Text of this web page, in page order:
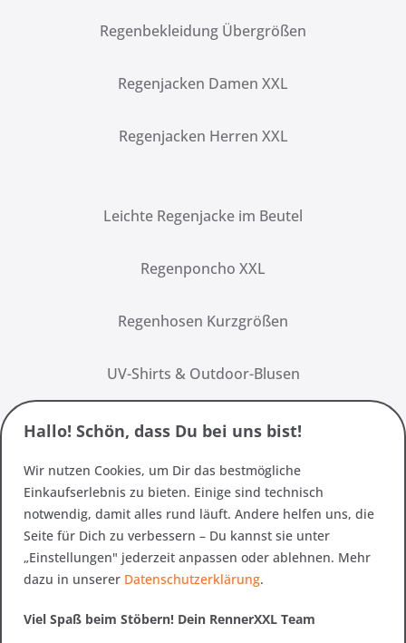
Regenbekleidung Übergrößen
Regenjacken Damen XXL
Regenjacken Herren XXL
Leichte Regenjacke im Beutel
Regenponcho XXL
Regenhosen Kurzgrößen
UV-Shirts & Outdoor-Blusen
Hallo! Schön, dass Du bei uns bist!
Wir nutzen Cookies, um Dir das bestmögliche
Einkaufserlebnis zu bieten. Einige sind technisch
notwendig, damit alles rund läuft. Andere helfen uns, die
Seite für Dich zu verbessern – Du kannst sie unter
„Einstellungen" jederzeit anpassen oder ablehnen. Mehr
dazu in unserer Datenschutzerklärung.
Viel Spaß beim Stöbern! Dein RennerXXL Team